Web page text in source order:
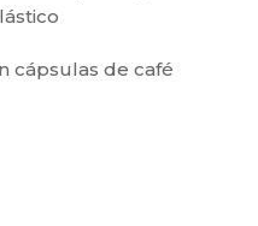
cápsulas de café